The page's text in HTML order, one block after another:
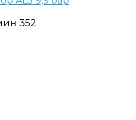
352